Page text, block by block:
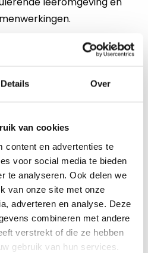
Details Over
van cookies
content en advertenties te
voor social media te bieden
te analyseren. Ook delen we
van onze site met onze
adverteren en analyse. Deze
combineren met andere
verstrekt of die ze hebben
gebruik van hun services.
werkplekleren en
MBO-scholen streven
bij real-world
stages en
Dit
praktische vaardigheden
hen ook voor op een
de arbeidsmarkt. Speciaal